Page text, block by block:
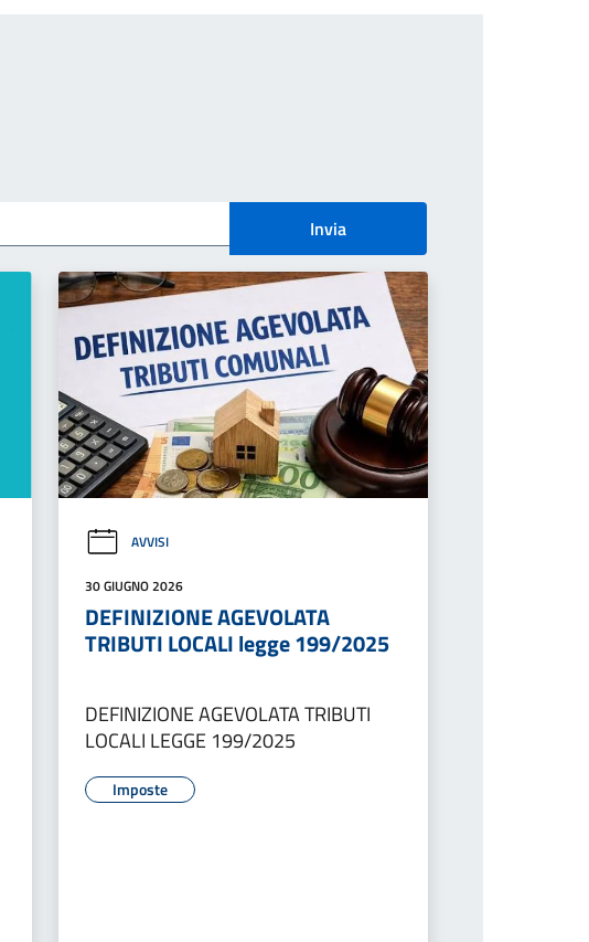
Invia
AVVISI
30 GIUGNO 2026
DEFINIZIONE AGEVOLATA
TRIBUTI LOCALI legge 199/2025
DEFINIZIONE AGEVOLATA TRIBUTI
LOCALI LEGGE 199/2025
Imposte